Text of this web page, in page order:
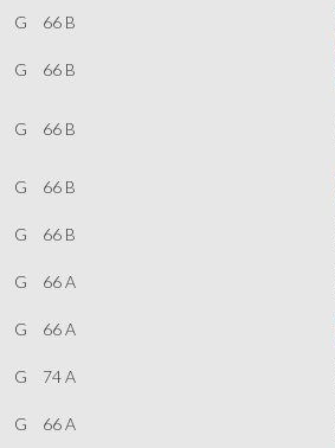
G 66 B
G 66 B
G 66 B
G 66 B
G 66 B
G 66 A
G 66 A
G 74 A
G 66 A